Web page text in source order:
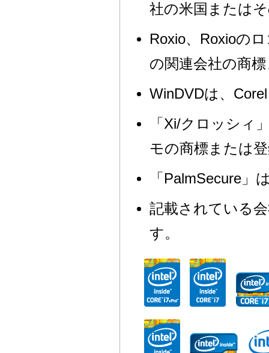
社の米国または
Roxio、Roxioの
の関連会社の商
WinDVDは、
「Xi/クロッシィ
モの商標または
「PalmSecure」
記載されている
す。